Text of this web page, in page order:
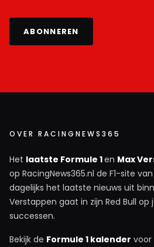
ABONNEREN
OVER RACINGNEWS365
Het laatste Formule 1en Max
op RacingNews365.nl de F1-site
dagelijks het laatste nieuws uit
Verstappen gaat in zijn Red Bull
successen.
Bekijk de Formule 1 kalender voor